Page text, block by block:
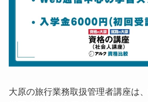
大原の旅行業務取扱管理者講座は、